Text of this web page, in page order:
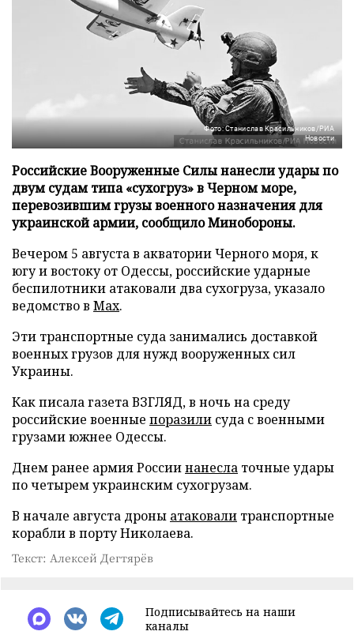
Фото: Станислав Красильников/РИА
Новости
Российские Вооруженные Силы нанесли удары по
двум судам типа «сухогруз» в Черном море,
перевозившим грузы военного назначения для
украинской армии, сообщило Минобороны.
Вечером 5 августа в акватории Черного моря, к
югу и востоку от Одессы, российские ударные
беспилотники атаковали два сухогруза, указало
ведомство в Max.
Эти транспортные суда занимались доставкой
военных грузов для нужд вооруженных сил
Украины.
Как писала газета ВЗГЛЯД, в ночь на среду
российские военные поразили суда с военными
грузами южнее Одессы.
Днем ранее армия Россиинанесла точные удары
по четырем украинским сухогрузам.
В начале августа дроны атаковали транспортные
корабли в порту Николаева.
Текст: Алексей Дегтярёв
Подписывайтесь на наши
каналы